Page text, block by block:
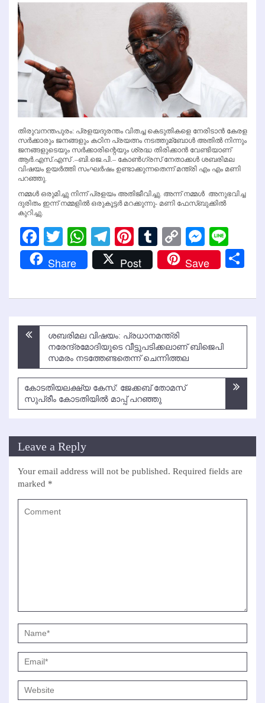
തിരുവനന്തപുരം: പ്രളയദുരന്തം വിതച്ച കെടുതികളെ നേരിടാന്‍‍ കേരള
സര്‍ക്കാരും ജനങ്ങളും കഠിന പ്രയത്നം നടത്തുമ്ബോള്‍ അതില്‍ നിന്നും
ജനങ്ങളുടെയും സര്‍ക്കാരിന്റെയും ശ്രദ്ധ തിരിക്കാന്‍‍ വേണ്ടിയാണ്
ആര്‍.എസ്.എസ് .–ബി.ജെ.പി.– കോണ്‍ഗ്രസ് നേതാക്കള്‍ ശബരിമല
വിഷയം ഉയര്‍ത്തി സംഘര്‍ഷം ഉണ്ടാക്കുന്നതെന്ന് മന്ത്രി എം എം മണി
പറഞ്ഞു.
നമ്മള്‍ ഒരുമിച്ചു നിന്ന് പ്രളയം അതിജീവിച്ചു. അന്ന് നമ്മള്‍ ‍ അനുഭവിച്ച
ദുരിതം ഇന്ന് നമ്മളില്‍ ഒരുകൂട്ടര്‍ മറക്കുന്നു- മണി ഫേസ്ബുക്കില്‍
കുറിച്ചു.
Facebook
Twitter
WhatsApp
Telegram
Pinterest
Tumblr
Copy
Link
Share Post Save
Post
navigation
ശബരിമല വിഷയം: പ്രധാനമന്ത്രി
നരേന്ദ്രമോദിയുടെ വീട്ടുപടിക്കലാണ് ബിജെപി
സമരം നടത്തേണ്ടതെന്ന് ചെന്നിത്തല
കോടതിയലക്ഷ്യ കേസ്: ജേക്കബ് തോമസ്
സുപ്രീം കോടതിയില്‍ മാപ്പ് പറഞ്ഞു
Leave a Reply
Your email address will not be published. Required fields are
marked *